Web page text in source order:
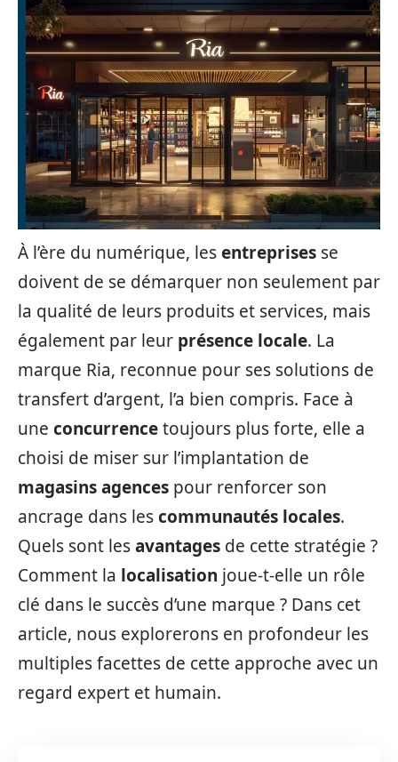
À l’ère du numérique, lesentreprises se
doivent de se démarquer non seulement par
la qualité de leurs produits et services, mais
également par leur présence locale. La
marque Ria, reconnue pour ses solutions de
transfert d’argent, l’a bien compris. Face à
une concurrencetoujours plus forte, elle a
choisi de miser sur l’implantation de
magasins agences pour renforcer son
ancrage dans lescommunautés locales.
Quels sont lesavantages de cette stratégie ?
Comment la localisation joue-t-elle un rôle
clé dans le succès d’une marque ? Dans cet
article, nous explorerons en profondeur les
multiples facettes de cette approche avec un
regard expert et humain.